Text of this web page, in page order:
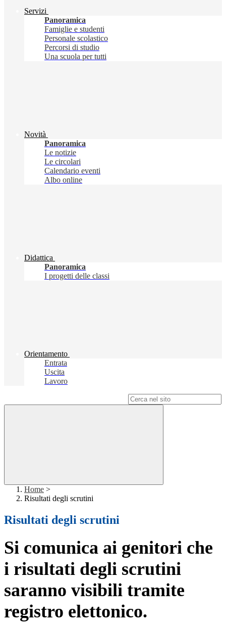
Servizi
Panoramica
Famiglie e studenti
Personale scolastico
Percorsi di studio
Una scuola per tutti
Novità
Panoramica
Le notizie
Le circolari
Calendario eventi
Albo online
Didattica
Panoramica
I progetti delle classi
Orientamento
Entrata
Uscita
Lavoro
Home >
Risultati degli scrutini
Risultati degli scrutini
Si comunica ai genitori che
i risultati degli scrutini
saranno visibili tramite
registro elettonico.